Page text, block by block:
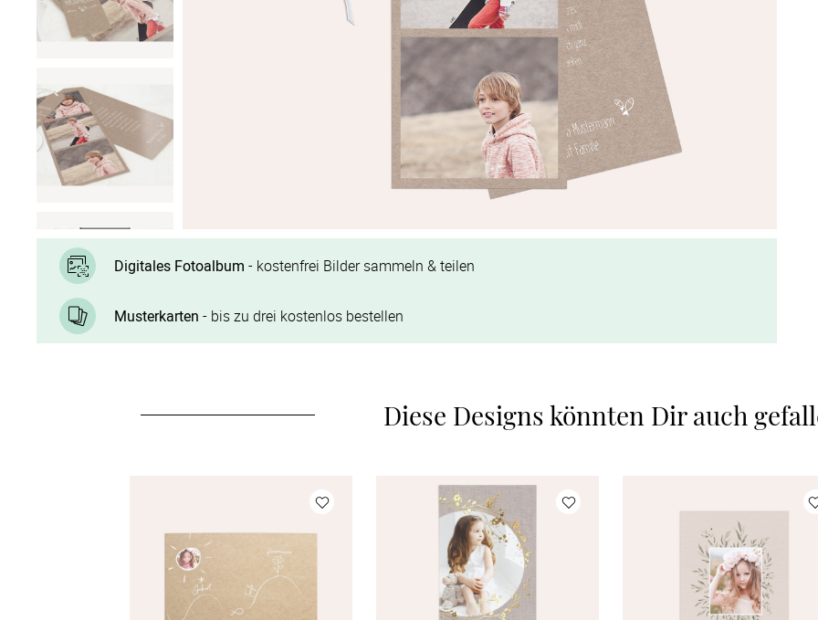
Digitales Fotoalbum - kostenfrei Bilder sammeln & teilen
Musterkarten - bis zu drei kostenlos bestellen
Diese Designs könnten Dir auch